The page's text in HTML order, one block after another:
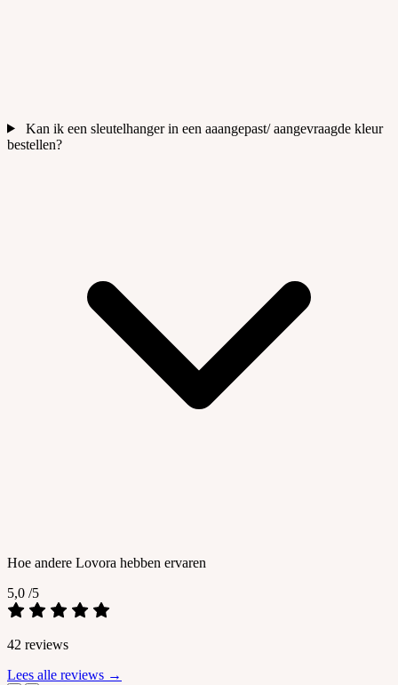
Kan ik een sleutelhanger in een aaangepast/ aangevraagde kleur
bestellen?
Hoe andere Lovora hebben ervaren
5,0 /5
42 reviews
Lees alle reviews →